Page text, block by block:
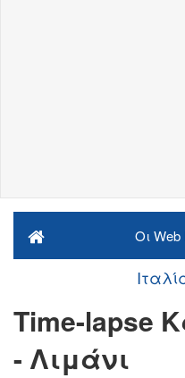
Οι
Time-lapse
- Λιμάνι